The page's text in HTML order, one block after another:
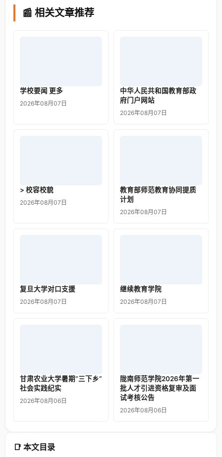
📑 本文目录
📰 相关文章推荐
学校要闻 更多
2026年08月07日
中华人民共和国教育部政
府门户网站
2026年08月07日
> 校容校貌
2026年08月07日
教育部师范教育协同提质
计划
2026年08月07日
复旦大学对口支援
2026年08月07日
继续教育学院
2026年08月07日
甘肃农业大学暑期“三下乡”
社会实践纪实
2026年08月06日
陇南师范学院2026年第一
批人才引进资格复审及面
试考核公告
2026年08月06日